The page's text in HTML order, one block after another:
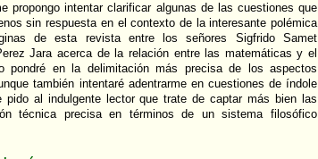
propongo intentar clarificar algunas de las cuestiones que
sin respuesta en el contexto de la interesante polémica
de esta revista entre los señores Sigfrido Samet
Jara acerca de la relación entre las matemáticas y el
pondré en la delimitación más precisa de los aspectos
también intentaré adentrarme en cuestiones de índole
pido al indulgente lector que trate de captar más bien las
técnica precisa en términos de un sistema filosófico